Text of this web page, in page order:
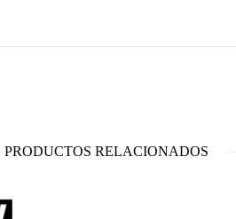
PRODUCTOS RELACIONADOS